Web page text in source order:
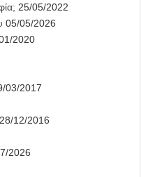
25/05/2022
05/05/2026
2020
03/2017
28/12/2016
2026